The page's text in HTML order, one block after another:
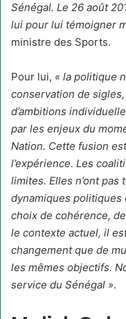
Sénégal. Le 26 août
lui pour lui témoigner
ministre des Sports.
Pour lui, « la politique
conservation de
d’ambitions
par les enjeux du
Nation. Cette fusion
l’expérience. Les
limites. Elles n’ont
dynamiques
choix de cohérence,
le contexte actuel, il
changement que de
les mêmes objectifs.
service du Sénégal ».